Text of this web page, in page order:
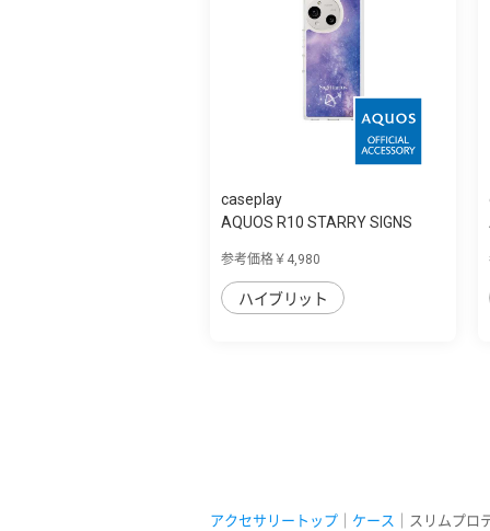
caseplay
AQUOS R10 STARRY SIGNS
参考価格￥4,980
ハイブリット
アクセサリートップ ケース ｜スリムプロ